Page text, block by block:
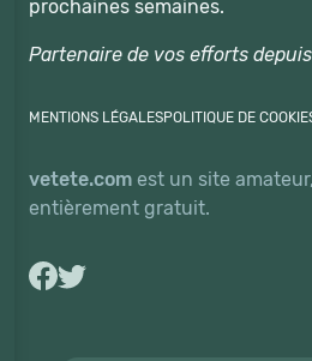
prochaines semaines.
Partenaire de vos efforts
MENTIONS LÉGALESPOLITIQUE DE
vetete.com est un site amateur,
entièrement gratuit.